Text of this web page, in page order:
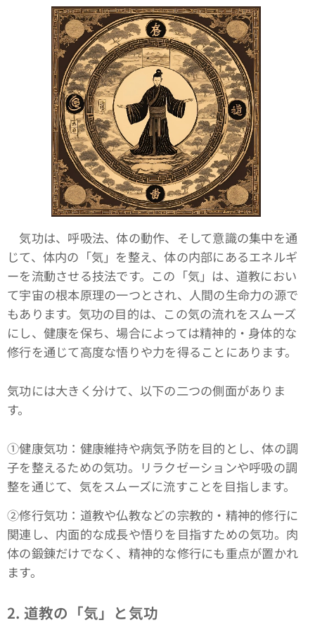
気功は、呼吸法、体の動作、そして意識の集中を通
じて、体内の「気」を整え、体の内部にあるエネルギ
ーを流動させる技法です。この「気」は、道教におい
て宇宙の根本原理の一つとされ、人間の生命力の源で
もあります。気功の目的は、この気の流れをスムーズ
にし、健康を保ち、場合によっては精神的・身体的な
修行を通じて高度な悟りや力を得ることにあります。
気功には大きく分けて、以下の二つの側面がありま
す。
①健康気功：健康維持や病気予防を目的とし、体の調
子を整えるための気功。リラクゼーションや呼吸の調
整を通じて、気をスムーズに流すことを目指します。
➁修行気功：道教や仏教などの宗教的・精神的修行に
関連し、内面的な成長や悟りを目指すための気功。肉
体の鍛錬だけでなく、精神的な修行にも重点が置かれ
ます。
2. 道教の「気」と気功